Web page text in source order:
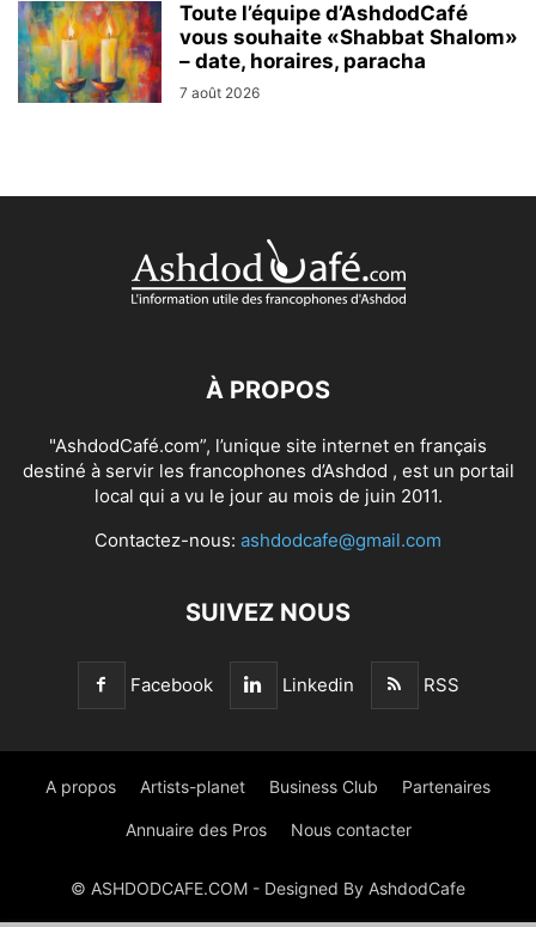
Toute l’équipe d’AshdodCafé
vous souhaite «Shabbat Shalom»
– date, horaires, paracha
7 août 2026
À PROPOS
"AshdodCafé.com”, l’unique site internet en français
destiné à servir les francophones d’Ashdod , est un portail
local qui a vu le jour au mois de juin 2011.
Contactez-nous: ashdodcafe@gmail.com
SUIVEZ NOUS
Facebook Linkedin RSS
A propos Artists-planet Business Club Partenaires
Annuaire des Pros Nous contacter
© ASHDODCAFE.COM - Designed By AshdodCafe